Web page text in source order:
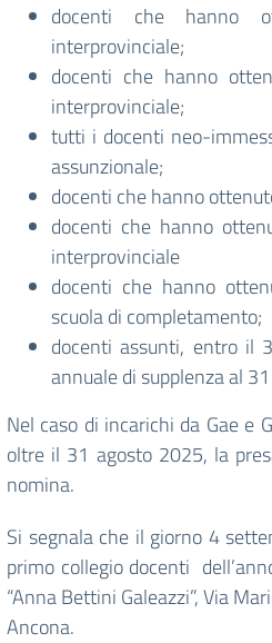
docenti che hanno
interprovinciale;
docenti che hanno
interprovinciale;
tutti i docenti neo-
assunzionale;
docenti che hanno
docenti che hanno
interprovinciale
docenti che hanno
scuola di completamento;
docenti assunti, entro il
annuale di supplenza al
Nel caso di incarichi da Gae e
oltre il 31 agosto 2025, la
nomina.
Si segnala che il giorno 4
primo collegio docenti
“Anna Bettini Galeazzi”, Via
Ancona.